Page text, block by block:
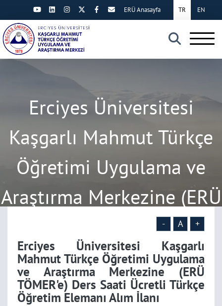
×
TR EN
ERÜ Anasayfa
Erciyes Üniversitesi
Kaşgarlı Mahmut Türkçe
Öğretimi Uygulama ve
Araştırma Merkezine (ERÜ
TÖMER'e) Ders Saati
Ücretli Türkçe Öğretim
Elemanı Alım İlanı
- A +
Erciyes Üniversitesi Kaşgarlı
Mahmut Türkçe Öğretimi Uygulama
ve Araştırma Merkezine (ERÜ
TÖMER'e) Ders Saati Ücretli Türkçe
Öğretim Elemanı Alım İlanı